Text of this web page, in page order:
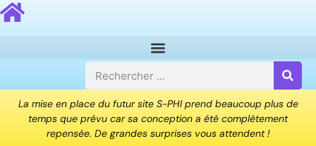
La mise en place du futur site S-PHI prend beaucoup plus de
temps que prévu car sa conception a été complètement
repensée. De grandes surprises vous attendent !